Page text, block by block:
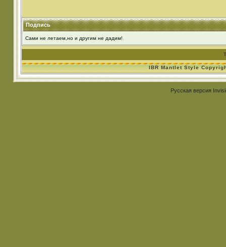
Подпись
Сами не летаем,но и другим не дадим!
IBR Mantlet Style
Русская версия